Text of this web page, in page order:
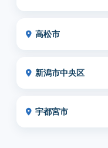
高松市
新潟市中央区
宇都宮市